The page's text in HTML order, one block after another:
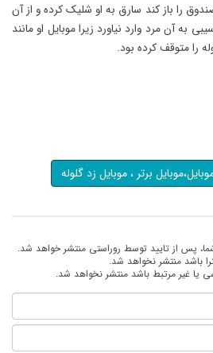
را باز کند سارق به او شلیک کرده و از آن
به آن مرد وارد نیاورد زیرا موبایل او مانند
را متوقف کرده بود.
برتر ، موبایل زد گلوله
پس از تایید توسط روراستی منتشر خواهد شد.
باشد منتشر نخواهد شد.
یا غیر مرتبط باشد منتشر نخواهد شد.